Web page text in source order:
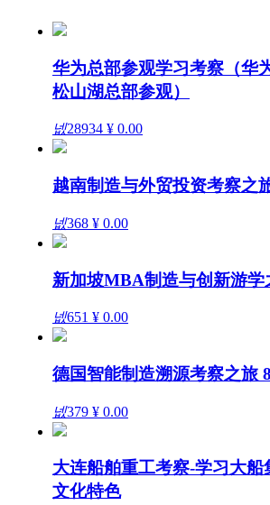
华为总部参观学习考察（华
松山湖总部参观）
넶28934 ¥ 0.00
越南制造与外贸投资考察之
넶368 ¥ 0.00
新加坡MBA制造与创新游学
넶651 ¥ 0.00
德国智能制造溯源考察之旅
넶379 ¥ 0.00
大连船舶重工考察-学习大船
文化特色